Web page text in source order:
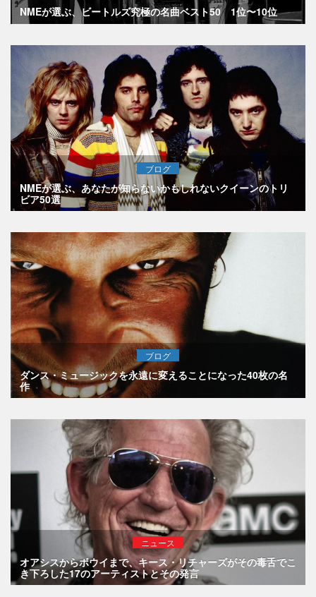
NMEが選ぶ、ビートルズ究極の名曲ベスト50 1位〜10位
ブログ
NMEが選ぶ、あなたが知らないかもしれないクイーンのトリ
ビア50選
ブログ
ダンス・ミュージックを永遠に変えることになった40枚の名
作
ニュース
オアシスからボウイまで、キース・リチャーズがその毒舌でこ
き下ろした17のアーティストとその発言